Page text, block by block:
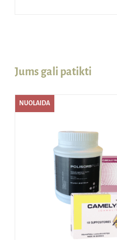
Jums gali patikti
NUOLAIDA